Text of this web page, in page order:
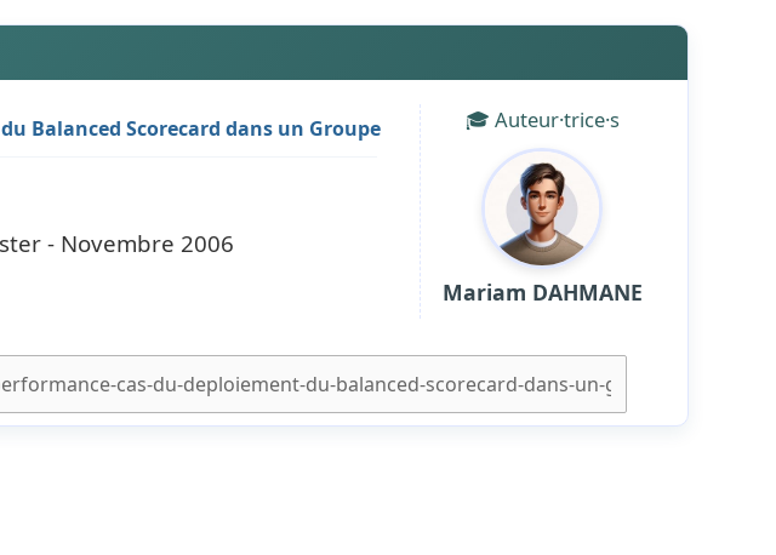
Balanced Scorecard dans un Groupe
- Novembre 2006
🎓 Auteur·trice·s
Mariam DAHMANE